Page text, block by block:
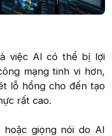
việc AI có thể bị lợi
mạng tinh vi hơn,
lỗ hổng cho đến tạo
rất cao.
hoặc giọng nói do AI